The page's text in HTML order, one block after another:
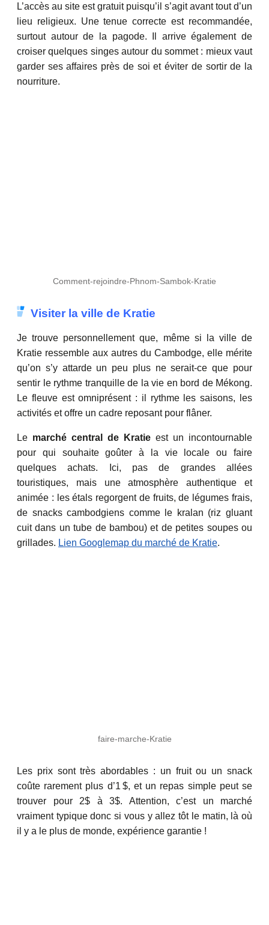
L’accès au site est gratuit puisqu’il s’agit avant tout d’un
lieu religieux. Une tenue correcte est recommandée,
surtout autour de la pagode. Il arrive également de
croiser quelques singes autour du sommet : mieux vaut
garder ses affaires près de soi et éviter de sortir de la
nourriture.
Comment-rejoindre-Phnom-Sambok-Kratie
Visiter la ville de Kratie
Je trouve personnellement que, même si la ville de
Kratie ressemble aux autres du Cambodge, elle mérite
qu’on s’y attarde un peu plus ne serait-ce que pour
sentir le rythme tranquille de la vie en bord de Mékong.
Le fleuve est omniprésent : il rythme les saisons, les
activités et offre un cadre reposant pour flâner.
Le marché central de Kratie est un incontournable
pour qui souhaite goûter à la vie locale ou faire
quelques achats. Ici, pas de grandes allées
touristiques, mais une atmosphère authentique et
animée : les étals regorgent de fruits, de légumes frais,
de snacks cambodgiens comme le kralan (riz gluant
cuit dans un tube de bambou) et de petites soupes ou
grillades. Lien Googlemap du marché de Kratie.
faire-marche-Kratie
Les prix sont très abordables : un fruit ou un snack
coûte rarement plus d’1 $, et un repas simple peut se
trouver pour 2$ à 3$. Attention, c’est un marché
vraiment typique donc si vous y allez tôt le matin, là où
il y a le plus de monde, expérience garantie !